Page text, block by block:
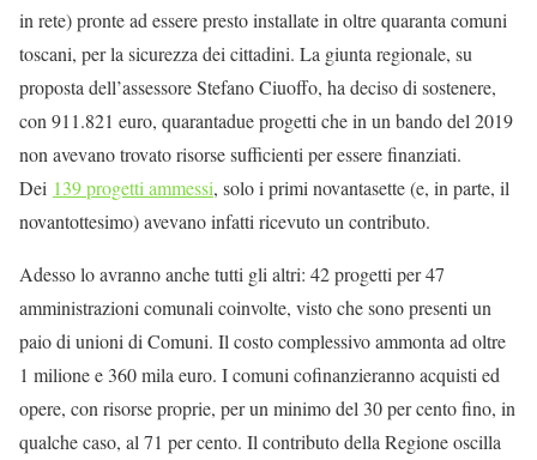
in rete) pronte ad essere presto installate in oltre quaranta comuni
toscani, per la sicurezza dei cittadini. La giunta regionale, su
proposta dell’assessore Stefano Ciuoffo, ha deciso di sostenere,
con 911.821 euro, quarantadue progetti che in un bando del 2019
non avevano trovato risorse sufficienti per essere finanziati.
Dei 139 progetti ammessi, solo i primi novantasette (e, in parte, il
novantottesimo) avevano infatti ricevuto un contributo.
Adesso lo avranno anche tutti gli altri: 42 progetti per 47
amministrazioni comunali coinvolte, visto che sono presenti un
paio di unioni di Comuni. Il costo complessivo ammonta ad oltre
1 milione e 360 mila euro. I comuni cofinanzieranno acquisti ed
opere, con risorse proprie, per un minimo del 30 per cento fino, in
qualche caso, al 71 per cento. Il contributo della Regione oscilla